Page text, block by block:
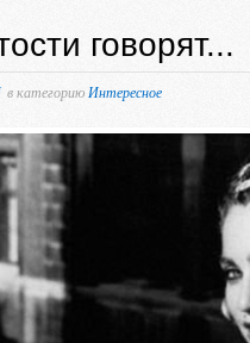
говорят...
в категориюИнтересное